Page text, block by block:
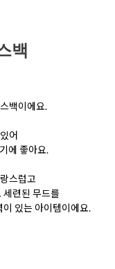
백
백이에요.
어
에 좋아요.
스럽고
세련된 무드를
있는 아이템이에요.